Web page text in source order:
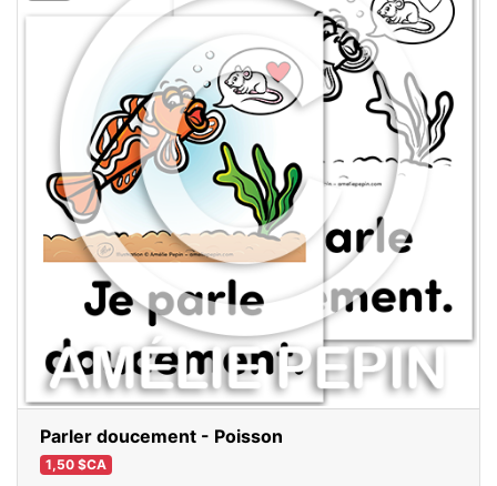
Parler doucement - Poisson
1,50 $CA